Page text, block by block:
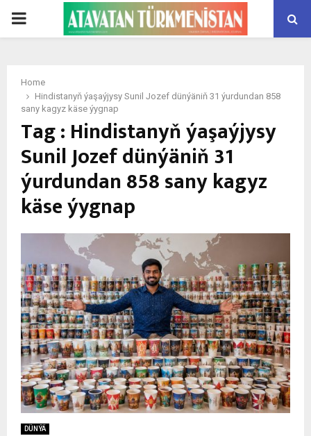
PRIMARY
Home
Hindistanyň ýaşaýjysy Sunil Jozef dünýäniň 31 ýurdundan 858
sany kagyz käse ýygnap
Tag : Hindistanyň ýaşaýjysy
Sunil Jozef dünýäniň 31
ýurdundan 858 sany kagyz
käse ýygnap
DÜNÝÄ